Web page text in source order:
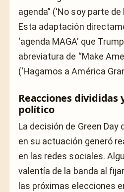
agenda” (‘No soy parte de
Esta adaptación
‘agenda MAGA’ que
abreviatura de “Make
(‘Hagamos a América
Reacciones divididas
político
La decisión de Green Day
en su actuación generó
en las redes sociales.
valentía de la banda al
las próximas elecciones